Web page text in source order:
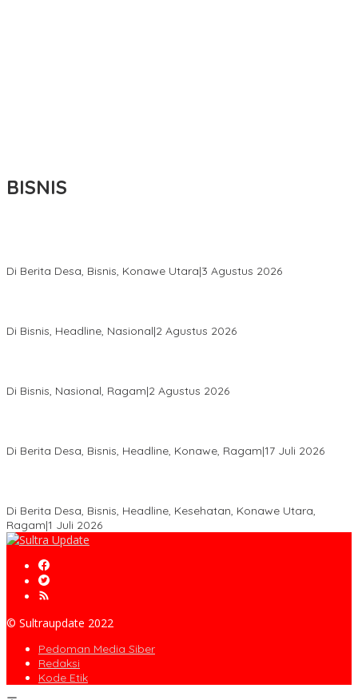
BISNIS
Di Berita Desa, Bisnis, Konawe Utara|3 Agustus 2026
Di Bisnis, Headline, Nasional|2 Agustus 2026
Di Bisnis, Nasional, Ragam|2 Agustus 2026
Di Berita Desa, Bisnis, Headline, Konawe, Ragam|17 Juli 2026
Di Berita Desa, Bisnis, Headline, Kesehatan, Konawe Utara,
Ragam|1 Juli 2026
© Sultraupdate 2022
Pedoman Media Siber
Redaksi
Kode Etik